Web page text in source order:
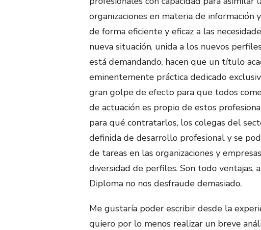
organizaciones en materia de información
de forma eficiente y eficaz a las
nueva situación, unida a los nuevos
está demandando, hacen que un título
eminentemente práctica dedicado
gran golpe de efecto para que todos
de actuación es propio de estos
para qué contratarlos, los colegas del
definida de desarrollo profesional y se
de tareas en las organizaciones y
diversidad de perfiles. Son todo ventajas,
Diploma no nos desfraude demasiado.
Me gustaría poder escribir desde la
quiero por lo menos realizar un breve